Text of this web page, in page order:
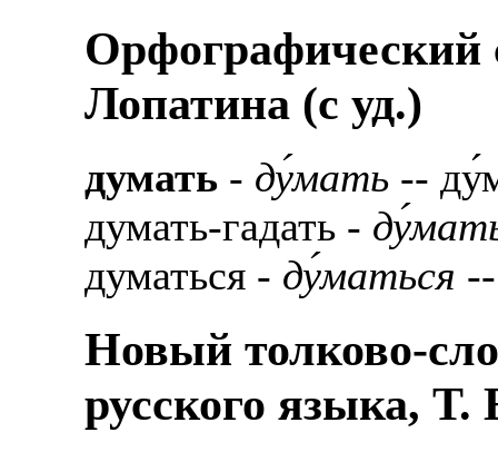
Орфографический
Лопатина (c уд.)
думать - ду́мать --
думать-гадать -
думаться - ду́маться
Новый толково-
русского языка,